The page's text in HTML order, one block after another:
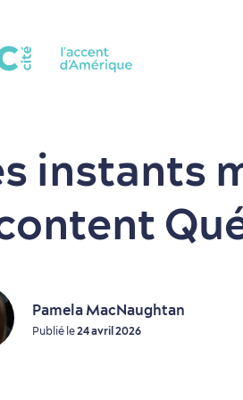
instants
Pamela MacNaughtan
Publié le24 avril 2026